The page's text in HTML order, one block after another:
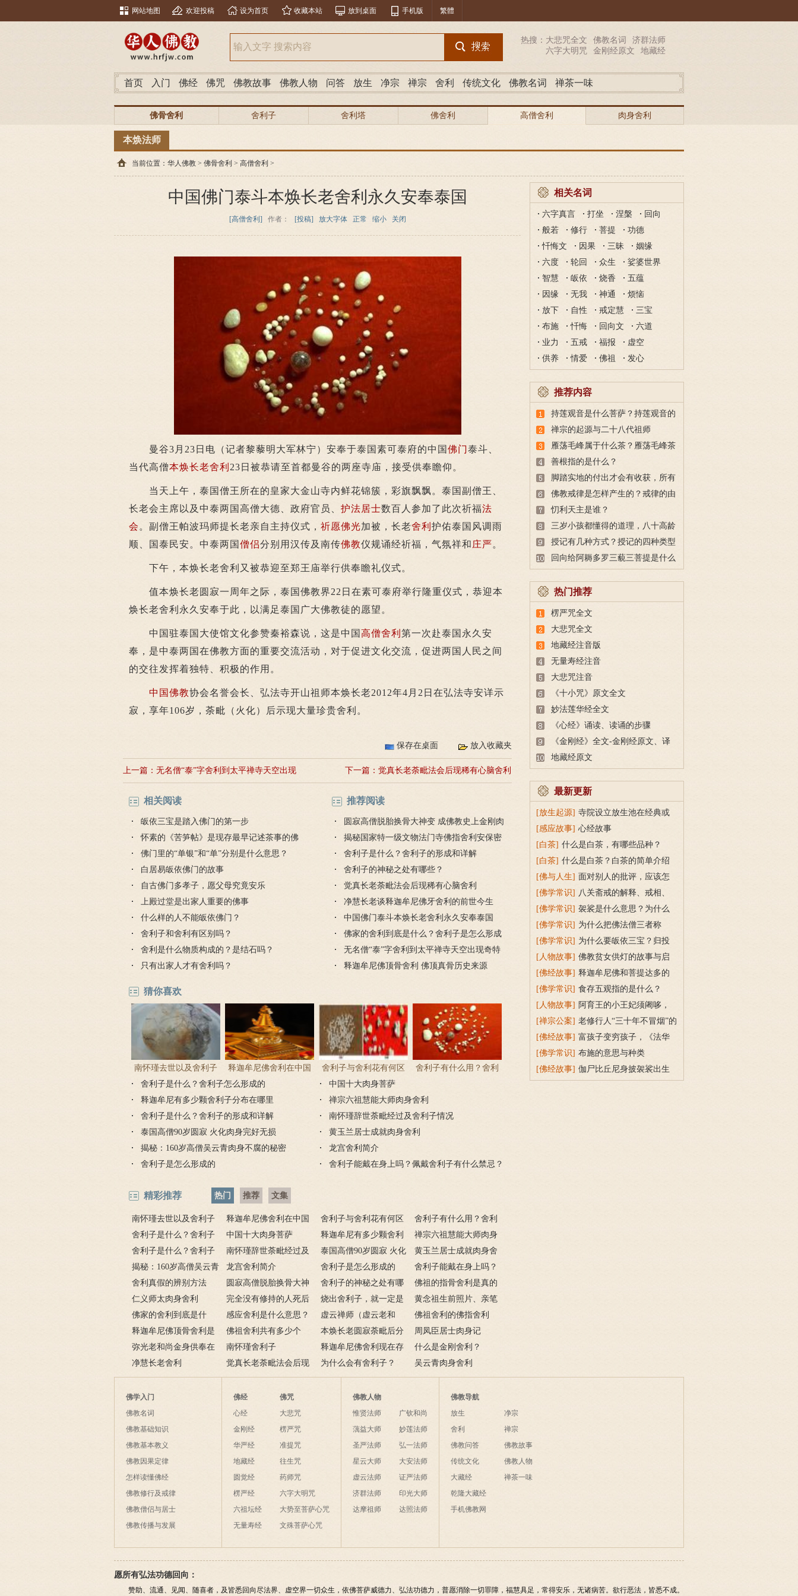
网站地图 欢迎投稿 设为首页 收藏本站 放到桌面 手机版 繁體
热搜： 大悲咒全文 佛教名词
济群法师
六字大明咒
金刚经原文 地藏经
首页 入门 佛经 佛咒 佛教故事 佛教人物 问答 放生 净宗 禅宗 舍利 传统文化 佛教名词 禅茶一味
佛骨舍利 舍利子 舍利塔 佛舍利 高僧舍利 肉身舍利
本焕法师
当前位置： 华人佛教 > 佛骨舍利 > 高僧舍利 >
中国佛门泰斗本焕长老舍利永久安奉泰国
[高僧舍利] 作者： [投稿] 放大字体 正常 缩小 关闭
曼谷3月23日电（记者黎藜明大军林宁）安奉于泰国素可泰府的中国 佛门泰斗、
当代高僧本焕长老舍利 23日被恭请至首都曼谷的两座寺庙，接受供奉瞻仰。
当天上午，泰国僧王所在的皇家大金山寺内鲜花锦簇，彩旗飘飘。泰国副僧王、
长老会主席以及中泰两国高僧大德、政府官员、 护法居士数百人参加了此次祈福法
会 。副僧王帕波玛师提长老亲自主持仪式， 祈愿佛光加被，长老舍利 护佑泰国风调雨
顺、国泰民安。中泰两国 僧侣分别用汉传及南传佛教仪规诵经祈福，气氛祥和 庄严。
下午，本焕长老舍利又被恭迎至郑王庙举行供奉瞻礼仪式。
值本焕长老圆寂一周年之际，泰国佛教界22日在素可泰府举行隆重仪式，恭迎本
焕长老舍利永久安奉于此，以满足泰国广大佛教徒的愿望。
中国驻泰国大使馆文化参赞秦裕森说，这是中国 高僧舍利 第一次赴泰国永久安
奉，是中泰两国在佛教方面的重要交流活动，对于促进文化交流，促进两国人民之间
的交往发挥着独特、积极的作用。
中国佛教协会名誉会长、弘法寺开山祖师本焕长老2012年4月2日在弘法寺安详示
寂，享年106岁，荼毗（火化）后示现大量珍贵舍利。
保存在桌面 放入收藏夹
上一篇： 无名僧“泰”字舍利到太平禅寺天空出现
奇特瑞祥
下一篇： 觉真长老荼毗法会后现稀有心脑舍利
相关阅读
皈依三宝是踏入佛门的第一步
怀素的《苦笋帖》是现存最早记述茶事的佛
门手札
佛门里的“单银”和“单”分别是什么意思？
白居易皈依佛门的故事
自古佛门多孝子，愿父母究竟安乐
上殿过堂是出家人重要的佛事
什么样的人不能皈依佛门？
舍利子和舍利有区别吗？
舍利是什么物质构成的？是结石吗？
只有出家人才有舍利吗？
推荐阅读
圆寂高僧脱胎换骨大神变 成佛教史上金刚肉
身舍利第一人
揭秘国家特一级文物法门寺佛指舍利安保密
码
舍利子是什么？舍利子的形成和详解
舍利子的神秘之处有哪些？
觉真长老荼毗法会后现稀有心脑舍利
净慧长老谈释迦牟尼佛牙舍利的前世今生
中国佛门泰斗本焕长老舍利永久安奉泰国
佛家的舍利到底是什么？舍利子是怎么形成
的？
无名僧“泰”字舍利到太平禅寺天空出现奇特
瑞祥
释迦牟尼佛顶骨舍利 佛顶真骨历史来源
猜你喜欢
南怀瑾去世以及舍利子
情况
释迦牟尼佛舍利在中国
有几处？分布在哪里？
舍利子与舍利花有何区
别？什么人才有舍利
花？
舍利子有什么用？舍利
舍利子是什么？舍利子怎么形成的
中国十大肉身菩萨
释迦牟尼有多少颗舍利子分布在哪里
禅宗六祖慧能大师肉身舍利
舍利子是什么？舍利子的形成和详解
南怀瑾辞世荼毗经过及舍利子情况
泰国高僧90岁圆寂 火化肉身完好无损
黄玉兰居士成就肉身舍利
揭秘：160岁高僧吴云青肉身不腐的秘密
龙宫舍利简介
舍利子是怎么形成的
舍利子能戴在身上吗？佩戴舍利子有什么禁忌？
精彩推荐 热门 推荐 文集
南怀瑾去世以及舍利子
情况
释迦牟尼佛舍利在中国
有几处？分布在哪里？
舍利子与舍利花有何区
别？什么人才有舍利
花？
舍利子有什么用？舍利
子的作用
舍利子是什么？舍利子
怎么形成的
中国十大肉身菩萨
释迦牟尼有多少颗舍利
子分布在哪里
禅宗六祖慧能大师肉身
舍利
舍利子是什么？舍利子
的形成和详解
南怀瑾辞世荼毗经过及
舍利子情况
泰国高僧90岁圆寂 火化
肉身完好无损
黄玉兰居士成就肉身舍
利
揭秘：160岁高僧吴云青
肉身不腐的秘密
龙宫舍利简介 舍利子是怎么形成的
舍利子能戴在身上吗？
佩戴舍利子有什么禁
忌？
舍利真假的辨别方法
圆寂高僧脱胎换骨大神
变 成佛教史上金刚肉身舍
利第一人
舍利子的神秘之处有哪
些？
佛祖的指骨舍利是真的
吗
仁义师太肉身舍利
完全没有修持的人死后
能烧出舍利子吗？
烧出舍利子，就一定是
去西方极乐世界了吗？
黄念祖生前照片、亲笔
题字及往生后舍利图片
佛家的舍利到底是什
么？舍利子是怎么形成
的？
感应舍利是什么意思？
感应舍利的由来
虚云禅师（虚云老和
尚）舍利
佛祖舍利的佛指舍利
释迦牟尼佛顶骨舍利是
真的吗？
佛祖舍利共有多少个
本焕长老圆寂荼毗后分
拣出大量彩色舍利
周凤臣居士肉身记
弥光老和尚金身供奉在
哪里？弥光法师的事迹
南怀瑾舍利子
释迦牟尼佛舍利现在存
世的共有几枚
什么是金刚舍利？
净慧长老舍利
觉真长老荼毗法会后现
稀有心脑舍利
为什么会有舍利子？ 吴云青肉身舍利
相关名词
六字真言 打坐 涅槃
回向
般若
修行 菩提
功德
忏悔文
因果 三昧
姻缘
六度
轮回 众生
娑婆世界
智慧
皈依 烧香
五蕴
因缘
无我 神通
烦恼
放下
自性 戒定慧
三宝
布施
忏悔 回向文
六道
业力
五戒 福报
虚空
供养
情爱 佛祖 发心
推荐内容
持莲观音是什么菩萨？持莲观音的
故事
禅宗的起源与二十八代祖师
雁荡毛峰属于什么茶？雁荡毛峰茶
的特点与由来
善根指的是什么？
脚踏实地的付出才会有收获，所有
的付出都不会白费
佛教戒律是怎样产生的？戒律的由
来
忉利天主是谁？
三岁小孩都懂得的道理，八十高龄
也未必做得到
授记有几种方式？授记的四种类型
回向给阿耨多罗三藐三菩提是什么
热门推荐
楞严咒全文
大悲咒全文
地藏经注音版
无量寿经注音
大悲咒注音
《十小咒》原文全文
妙法莲华经全文
《心经》诵读、读诵的步骤
《金刚经》全文-金刚经原文、译
文及释意
地藏经原文
最新更新
[放生起源] 寺院设立放生池在经典或
传统上有什么根据？
[感应故事] 心经故事
[白茶] 什么是白茶，有哪些品种？
[白茶] 什么是白茶？白茶的简单介绍
[佛与人生] 面对别人的批评，应该怎
么做？
[佛学常识] 八关斋戒的解释、戒相、
功德利益
[佛学常识] 袈裟是什么意思？为什么
叫福田衣？
[佛学常识] 为什么把佛法僧三者称
为“宝”？
[佛学常识] 为什么要皈依三宝？归投
三宝令身心安稳
[人物故事] 佛教贫女供灯的故事与启
示
[佛经故事] 释迦牟尼佛和菩提达多的
双头鸟故事
[佛学常识] 食存五观指的是什么？
[人物故事] 阿育王的小王妃须阇哆，
持戒穿素服得宝珠
[禅宗公案] 老修行人“三十年不冒烟”的
故事
[佛经故事] 富孩子变穷孩子，《法华
经》穷子喻的故事
[佛学常识] 布施的意思与种类
[佛经故事] 伽尸比丘尼身披袈裟出生
佛学入门
佛教名词
佛教基础知识
佛教基本教义
佛教因果定律
怎样读懂佛经
佛教修行及戒律
佛教僧侣与居士
佛教传播与发展
佛经
心经
金刚经
华严经
地藏经
圆觉经
楞严经
六祖坛经
无量寿经
佛咒
大悲咒
楞严咒
准提咒
往生咒
药师咒
六字大明咒
大势至菩萨心咒
文殊菩萨心咒
佛教人物
惟贤法师
蕅益大师
圣严法师
星云大师
虚云法师
济群法师
达摩祖师
广钦和尚
妙莲法师
弘一法师
大安法师
证严法师
印光大师
达照法师
佛教导航
放生
舍利
佛教问答
传统文化
大藏经
乾隆大藏经
手机佛教网
净宗
禅宗
佛教故事
佛教人物
禅茶一味
愿所有弘法功德回向：
赞助、流通、见闻、随喜者，及皆悉回向尽法界、虚空界一切众生，依佛菩萨威德力、弘法功德力，普愿消除一切罪障，福慧具足，常得安乐，无诸病苦。欲行恶法，皆悉不成。